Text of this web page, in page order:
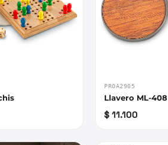
PROA2905
Llavero ML-408
$ 11.100